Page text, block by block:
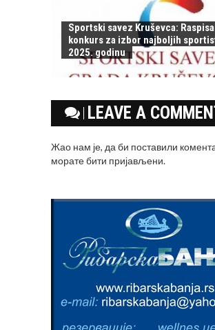
Sportski savez Kruševca:
konkurs za izbor najboljih
2025. godinu
LEAVE A
Жао нам је, да би поставили
моратебити пријављени.